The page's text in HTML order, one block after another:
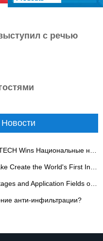
с речью
анти-инфильтрации?